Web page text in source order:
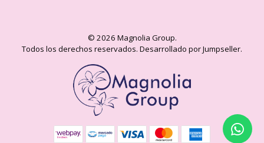
© 2026 Magnolia Group.
Todos los derechos reservados. Desarrollado por Jumpseller.